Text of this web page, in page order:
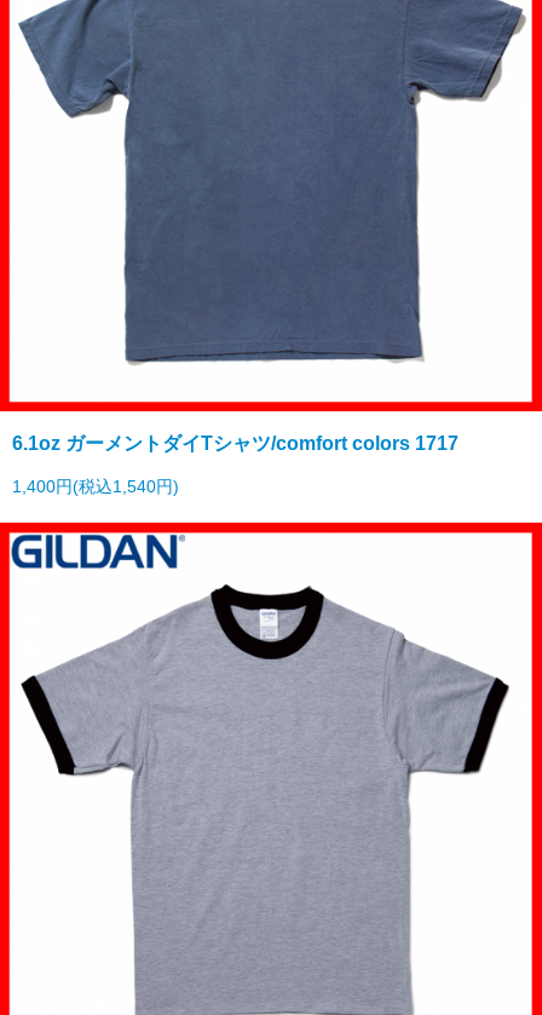
6.1oz ガーメントダイTシャツ/comfort colors 1717
1,400円(税込1,540円)